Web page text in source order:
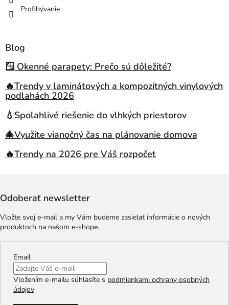
Profibývanie
Blog
🪟 Okenné parapety: Prečo sú dôležité?
🔥Trendy v laminátových a kompozitných vinylových
podlahách 2026
💧Spoľahlivé riešenie do vlhkých priestorov
🎄Využite vianočný čas na plánovanie domova
🔥Trendy na 2026 pre Váš rozpočet
Odoberať newsletter
Vložte svoj e-mail a my Vám budeme zasielať informácie o nových
produktoch na našom e-shope.
Email
Vložením e-mailu súhlasíte s podmienkami ochrany osobných
údajov